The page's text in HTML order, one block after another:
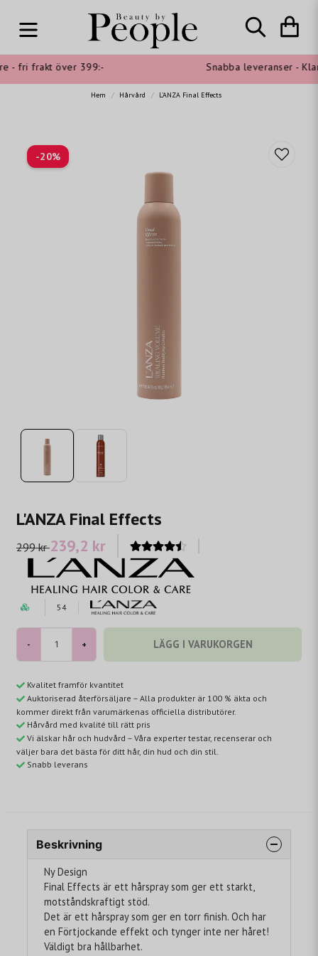
- fri frakt över 399:- Snabba leveranser -
Hem Hårvård L'ANZA Final Effects
-20%
L'ANZA Final Effects
299 kr239,2 kr
54
- + LÄGG I VARUKORGEN
Kvalitet framför kvantitet
Auktoriserad återförsäljare – Alla produkter är 100 % äkta och
kommer direkt från varumärkenas officiella distributörer.
Hårvård med kvalité till rätt pris
Vi älskar hår och hudvård – Våra experter testar, recenserar och
väljer bara det bästa för ditt hår, din hud och din stil.
Snabb leverans
Beskrivning
Ny Design
Final Effects är ett hårspray som ger ett starkt,
motståndskraftigt stöd.
Det är ett hårspray som ger en torr finish. Och har
en Förtjockande effekt och tynger inte ner håret!
Väldigt bra hållbarhet.